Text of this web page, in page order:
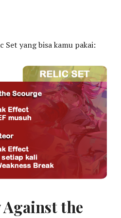
Set yang bisa kamu pakai:
the